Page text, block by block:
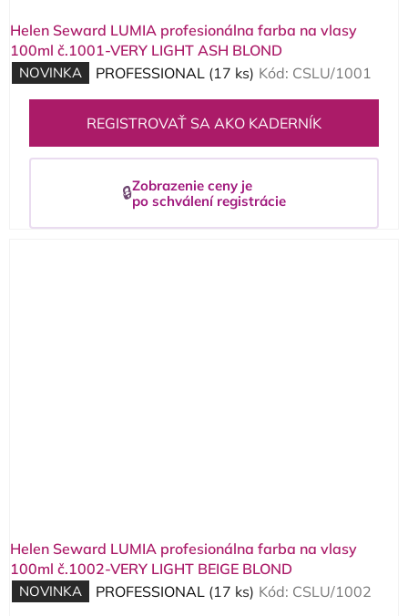
Helen Seward LUMIA profesionálna farba na vlasy
100ml č.1001-VERY LIGHT ASH BLOND
NOVINKA PROFESSIONAL (17 ks) Kód: CSLU/1001
REGISTROVAŤ SA AKO KADERNÍK
🔒Zobrazenie ceny je
po schválení registrácie
Helen Seward LUMIA profesionálna farba na vlasy
100ml č.1002-VERY LIGHT BEIGE BLOND
NOVINKA PROFESSIONAL (17 ks) Kód: CSLU/1002